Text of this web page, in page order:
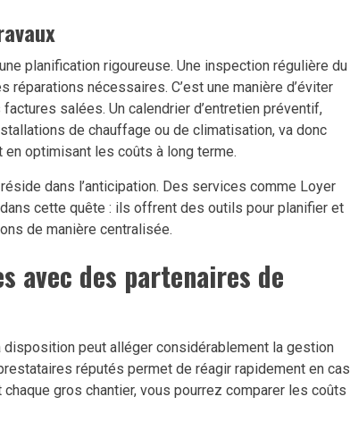
planification rigoureuse. Une inspection régulière du
nécessaires. C’est une manière d’éviter
salées. Un calendrier d’entretien préventif,
de chauffage ou de climatisation, va donc
optimisant les coûts à long terme.
dans l’anticipation. Des services comme Loyer
cette quête : ils offrent des outils pour planifier et
de manière centralisée.
avec des partenaires de
peut alléger considérablement la gestion
réputés permet de réagir rapidement en cas
gros chantier, vous pourrez comparer les coûts